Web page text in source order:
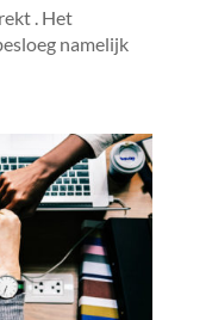
. Het
namelijk